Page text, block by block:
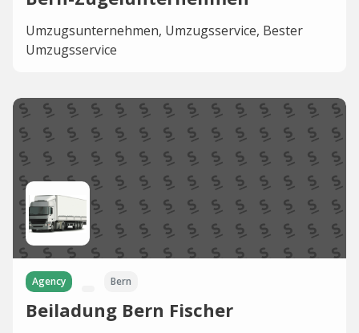
Umzugsunternehmen, Umzugsservice, Bester
Umzugsservice
Agency Bern
Beiladung Bern Fischer